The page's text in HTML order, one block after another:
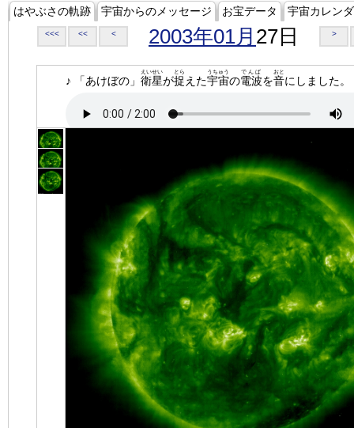
はやぶさの軌跡 宇宙からのメッセージ お宝データ 宇宙カレン
<<< << < 2003年01月 27日 >
♪ 「あけぼの」 衛星
えいせい
が捉
とら
えた宇宙
うちゅう
の電波
でんぱ
を音
おと
にしました。